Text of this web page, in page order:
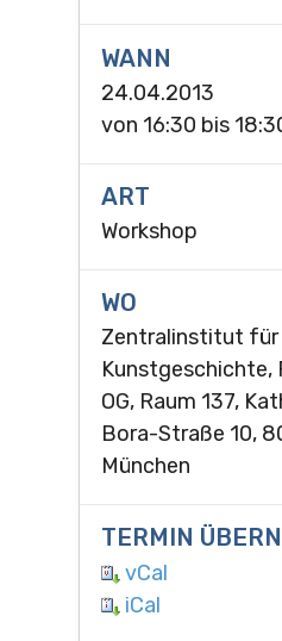
WANN
24.04.2013
von 16:30 bis
ART
Workshop
WO
Zentralinstitut für
Kunstgeschichte,
OG, Raum 137,
Bora-Straße 10,
München
TERMIN
vCal
iCal